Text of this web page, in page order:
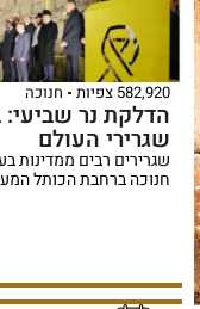
582,920 צפיות חנוכה
הדלקת נר
שגרירי העולם
שגרירים רבים
חנוכה ברחבת הכותל